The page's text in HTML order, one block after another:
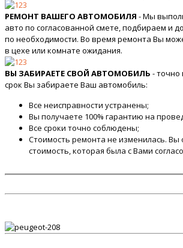
РЕМОНТ ВАШЕГО АВТОМОБИЛЯ - Мы
авто по согласованной смете, подбираем и
по необходимости. Во время ремонта Вы
в цехе или комнате ожидания.
ВЫ ЗАБИРАЕТЕ СВОЙ АВТОМОБИЛЬ - точно
срок Вы забираете Ваш автомобиль:
Все неисправности устранены;
Вы получаете 100% гарантию на
Все сроки точно соблюдены;
Стоимость ремонта не изменилась. Вы
стоимость, которая была с Вами